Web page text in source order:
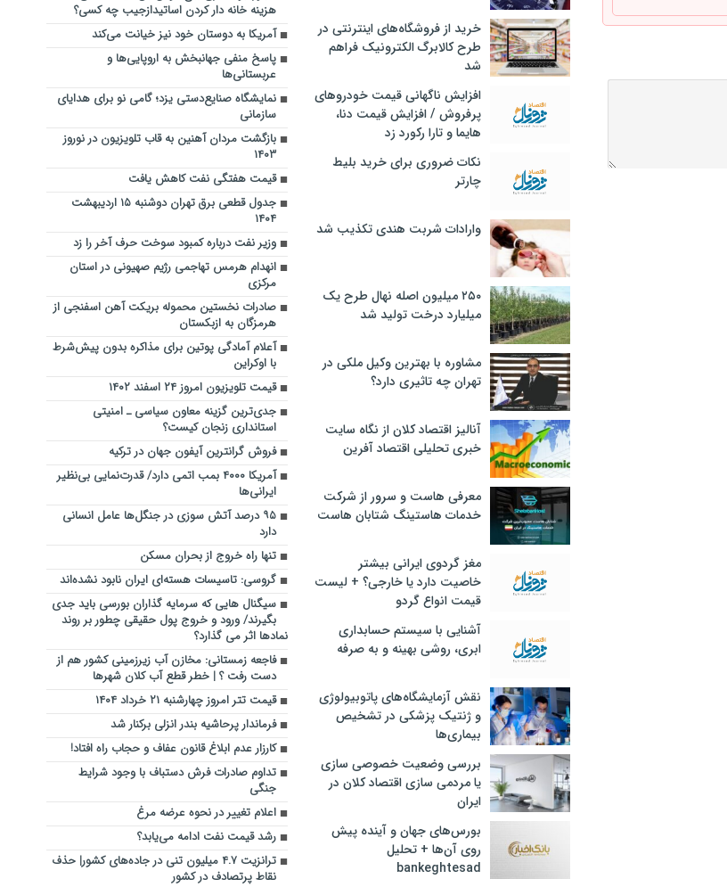
خرید از فروشگاه‌های اینترنتی در
طرح کالابرگ الکترونیک فراهم
شد
افزایش ناگهانی قیمت خودروهای
پرفروش / افزایش قیمت دنا،
هایما و تارا رکورد زد
نکات ضروری برای خرید بلیط
چارتر
وارادات شربت هندی تکذیب شد
۲۵۰ میلیون اصله نهال طرح یک
میلیارد درخت تولید شد
مشاوره با بهترین وکیل ملکی در
تهران چه تاثیری دارد؟
آنالیز اقتصاد کلان از نگاه سایت
خبری تحلیلی اقتصاد آفرین
معرفی هاست و سرور از شرکت
خدمات هاستینگ شتابان هاست
مغز گردوی ایرانی بیشتر
خاصیت دارد یا خارجی؟ + لیست
قیمت انواع گردو
آشنایی با سیستم حسابداری
ابری، روشی بهینه و به صرفه
نقش آزمایشگاه‌های پاتوبیولوژی
و ژنتیک پزشکی در تشخیص
بیماری‌ها
بررسی وضعیت خصوصی سازی
یا مردمی سازی اقتصاد کلان در
ایران
بورس‌های جهان و آینده پیش
روی آن‌ها + تحلیل
bankeghtesad
هزینه خانه دار کردن اساتیدازجیب چه کسی؟
آمریکا به دوستان خود نیز خیانت می‌کند
پاسخ منفی جهانبخش به اروپایی‌ها و
عربستانی‌ها
نمایشگاه صنایع‌دستی یزد؛ گامی نو برای هدایای
سازمانی
بازگشت مردان آهنین به قاب تلویزیون در نوروز
۱۴۰۳
قیمت هفتگی نفت کاهش یافت
جدول قطعی برق تهران دوشنبه ۱۵ اردیبهشت
۱۴۰۴
وزیر نفت درباره کمبود سوخت حرف آخر را زد
انهدام هرمس تهاجمی رژیم صهیونی در استان
مرکزی
صادرات نخستین محموله بریکت آهن اسفنجی از
هرمزگان به ازبکستان
آعلام آمادگی پوتین برای مذاکره بدون پیش‌شرط
با اوکراین
قیمت تلویزیون امروز ۲۴ اسفند ۱۴۰۲
جدی‌ترین گزینه معاون سیاسی ـ امنیتی
استانداری زنجان کیست؟
فروش گرانترین آیفون جهان در ترکیه
آمریکا ۴۰۰۰ بمب اتمی دارد/ قدرت‌نمایی بی‌نظیر
ایرانی‌ها
۹۵ درصد آتش سوزی در جنگل‌ها عامل انسانی
دارد
تنها راه خروج از بحران مسکن
گروسی: تاسیسات هسته‌ای ایران نابود نشده‌اند
سیگنال هایی که سرمایه گذاران بورسی باید جدی
بگیرند/ ورود و خروج پول حقیقی چطور بر روند
نمادها اثر می گذارد؟
فاجعه زمستانی: مخازن آب زیرزمینی کشور هم از
دست رفت ؟ | خطر قطع آب کلان‌ شهرها
قیمت تتر امروز چهارشنبه ۲۱ خرداد ۱۴۰۴
فرماندار پرحاشیه بندر انزلی برکنار شد
کارزار عدم ابلاغ قانون عفاف و حجاب راه افتاد!
تداوم صادرات فرش دستباف با وجود شرایط
جنگی
اعلام تغییر در نحوه عرضه مرغ
رشد قیمت نفت ادامه می‌یابد؟
ترانزیت ۴.۷ میلیون تنی در جاده‌های کشور| حذف
نقاط پرتصادف در کشور